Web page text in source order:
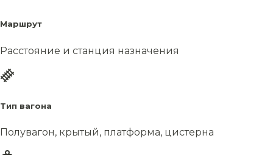
Маршрут
Расстояние и станция назначения
Тип вагона
Полувагон, крытый, платформа, цистерна